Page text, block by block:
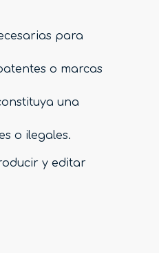
para
o marcas
una
o ilegales.
y editar